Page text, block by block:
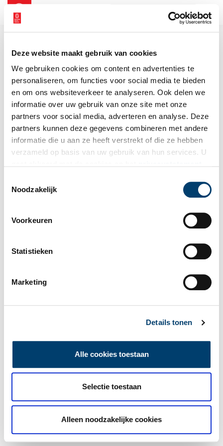
Deze website maakt gebruik van cookies
We gebruiken cookies om content en advertenties te
personaliseren, om functies voor social media te bieden
en om ons websiteverkeer te analyseren. Ook delen we
informatie over uw gebruik van onze site met onze
partners voor social media, adverteren en analyse. Deze
partners kunnen deze gegevens combineren met andere
informatie die u aan ze heeft verstrekt of die ze hebben
verzameld op basis van uw gebruik van hun services. U
Noodzakelijk
Voorkeuren
Statistieken
Marketing
Details tonen
Alle cookies toestaan
Selectie toestaan
Alleen noodzakelijke cookies